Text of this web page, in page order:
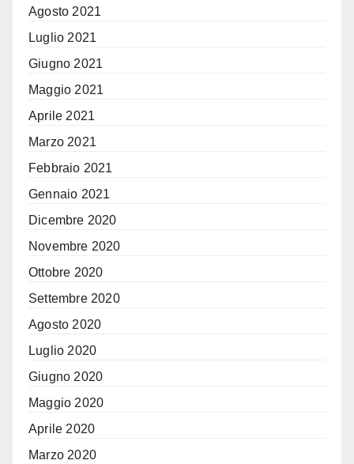
Agosto 2021
Luglio 2021
Giugno 2021
Maggio 2021
Aprile 2021
Marzo 2021
Febbraio 2021
Gennaio 2021
Dicembre 2020
Novembre 2020
Ottobre 2020
Settembre 2020
Agosto 2020
Luglio 2020
Giugno 2020
Maggio 2020
Aprile 2020
Marzo 2020